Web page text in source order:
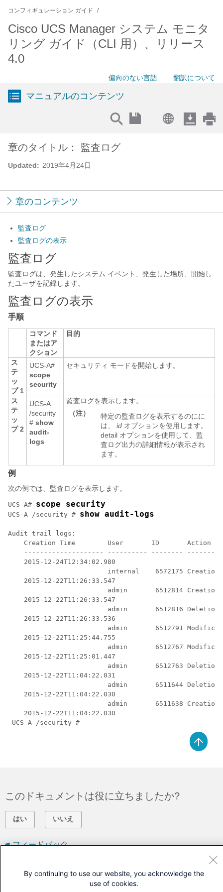
コンフィギュレーション ガイド
Cisco UCS Manager システム モニタ
リング ガイド（CLI 用）、リリース
4.0
偏向のない言語 翻訳について
マニュアルのコンテンツ
Updated: 2019年4月24日
章のタイトル： 監査ログ
章のコンテンツ
監査ログ
監査ログの表示
監査ログ
監査ログは、発生したシステム イベント、発生した場所、開始し
たユーザを記録します。
監査ログの表示
手順
コマンド
またはア
クション
目的
ス
テ
ッ
プ 1
UCS-A#
scope
security
セキュリティ モードを開始します。
ス
テ
ッ
プ 2
UCS-A
/security
# show
audit-
logs
監査ログを表示します。
（注）
特定の監査ログを表示するのにに
は、 id オプションを使用します。
detail オプションを使用して、監
査ログ出力の詳細情報が表示され
ます。
例
次の例では、監査ログを表示します。
UCS-A# scope security
UCS-A /security # show audit-logs
Audit trail logs:
Creation Time        User       ID       Action
-------------------- ---------- --------
    2015-12-24T12:34:02.980
internal    6572175
    2015-12-22T11:26:33.547
admin       6512814
    2015-12-22T11:26:33.547
admin       6512816
    2015-12-22T11:26:33.536
admin       6512791
    2015-12-22T11:25:44.755
admin       6512767
    2015-12-22T11:25:01.447
admin       6512763
    2015-12-22T11:04:22.031
admin       6511644
    2015-12-22T11:04:22.030
admin       6511638
    2015-12-22T11:04:22.030
このドキュメントは役に立ちましたか?
はい いいえ
フィードバック
シスコに問い合わせ
By continuing to use our website, you acknowledge the
use of cookies.